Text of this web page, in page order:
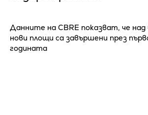
Данните на CBRE показват, че
нови площи са завършени през
годината